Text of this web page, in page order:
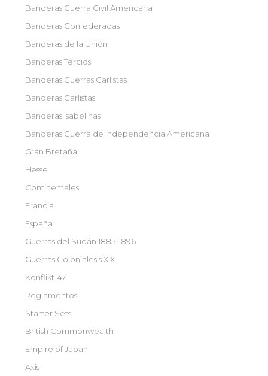
Banderas Guerra Civil Americana
Banderas Confederadas
Banderas de la Unión
Banderas Tercios
Banderas Guerras Carlistas
Banderas Carlistas
Banderas Isabelinas
Banderas Guerra de Independencia Americana
Gran Bretaña
Hesse
Continentales
Francia
España
Guerras del Sudán 1885-1896
Guerras Coloniales s.XIX
Konflikt '47
Reglamentos
Starter Sets
British Commonwealth
Empire of Japan
Axis